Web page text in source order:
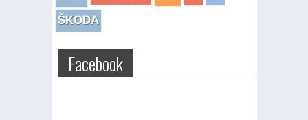
ŠKODA
Facebook